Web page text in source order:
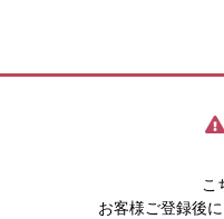
こ
お客様ご登録後に